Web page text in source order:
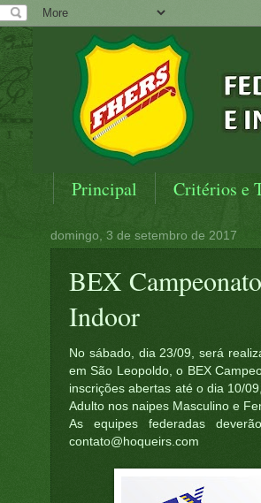
Principal Critérios e
domingo, 3 de setembro de 2017
BEX
Indoor
No sábado, dia 23/09, será
em São Leopoldo, o BEX
inscrições abertas até o dia 10/
Adulto nos naipes Masculino e
As equipes federadas
contato@hoqueirs.com